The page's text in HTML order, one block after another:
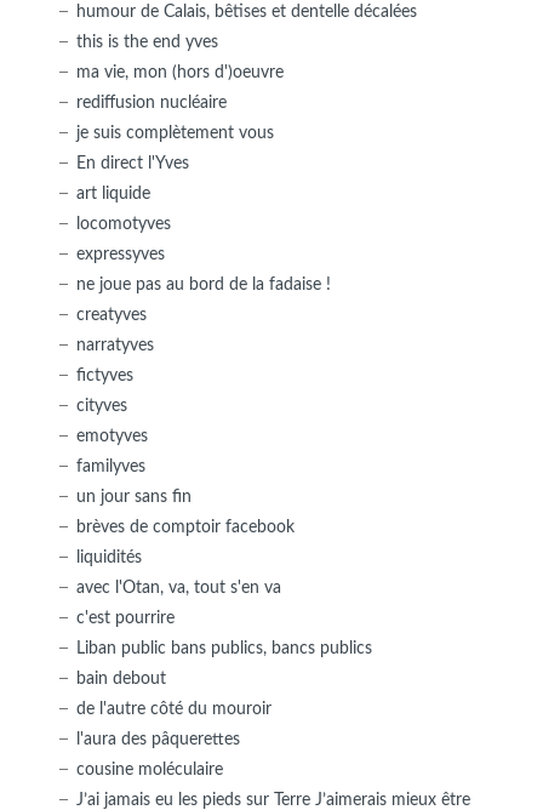
humour de Calais, bêtises et dentelle décalées
this is the end yves
ma vie, mon (hors d')oeuvre
rediffusion nucléaire
je suis complètement vous
En direct l'Yves
art liquide
locomotyves
expressyves
ne joue pas au bord de la fadaise !
creatyves
narratyves
fictyves
cityves
emotyves
familyves
un jour sans fin
brèves de comptoir facebook
liquidités
avec l'Otan, va, tout s'en va
c'est pourrire
Liban public bans publics, bancs publics
bain debout
de l'autre côté du mouroir
l'aura des pâquerettes
cousine moléculaire
J’ai jamais eu les pieds sur Terre J’aimerais mieux être